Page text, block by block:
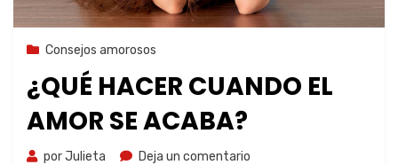
8 de agosto de 2023
Consejos amorosos
¿QUÉ HACER CUANDO EL
AMOR SE ACABA?
porJulieta Deja un comentario